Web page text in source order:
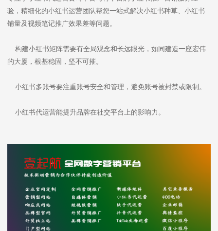
验，精细化的小红书运营团队帮您一站式解决小红书种草、小红书
铺量及视频笔记推广效果差等问题。
构建小红书矩阵需要有全局观念和长远眼光，如同建造一座宏伟
的大厦，根基稳固，坚不可摧。
小红书多账号要注重账号安全和管理，避免账号被封禁或限制。
小红书代运营能提升品牌在社交平台上的影响力。